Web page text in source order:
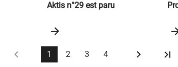
Aktis n°29 est paru
1 2 3 4